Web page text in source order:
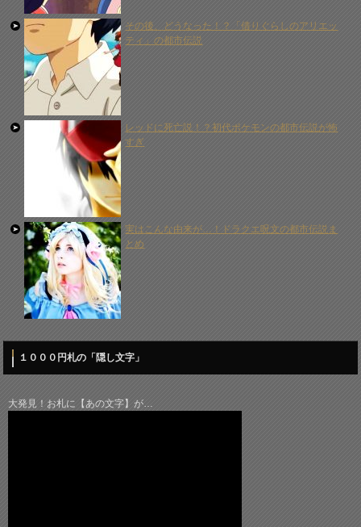
その後、どうなった！？「借りぐらしのアリエッ
ティ」の都市伝説
レッドに死亡説！？初代ポケモンの都市伝説が怖
すぎ
実はこんな由来が…！ドラクエ呪文の都市伝説ま
とめ
１０００円札の「隠し文字」
大発見！お札に【あの文字】が…